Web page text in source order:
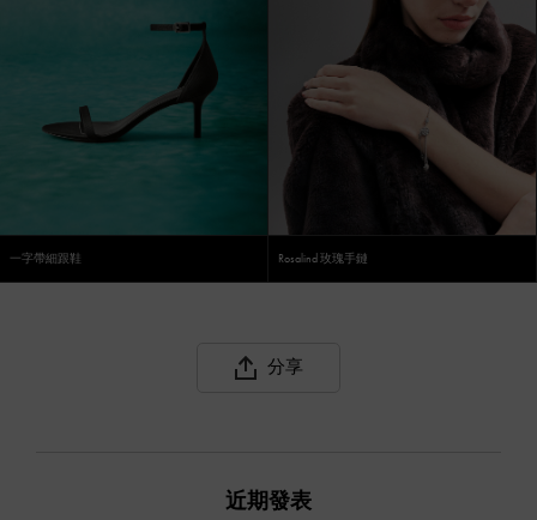
一字帶細跟鞋 Rosalind 玫瑰手鏈
分享
近期發表